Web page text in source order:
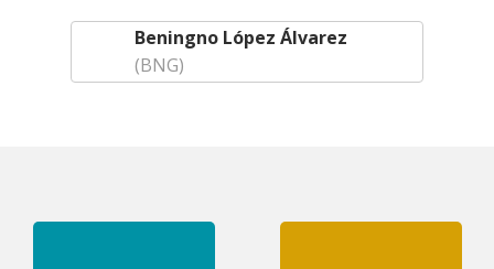
Beningno López Álvarez
(BNG)